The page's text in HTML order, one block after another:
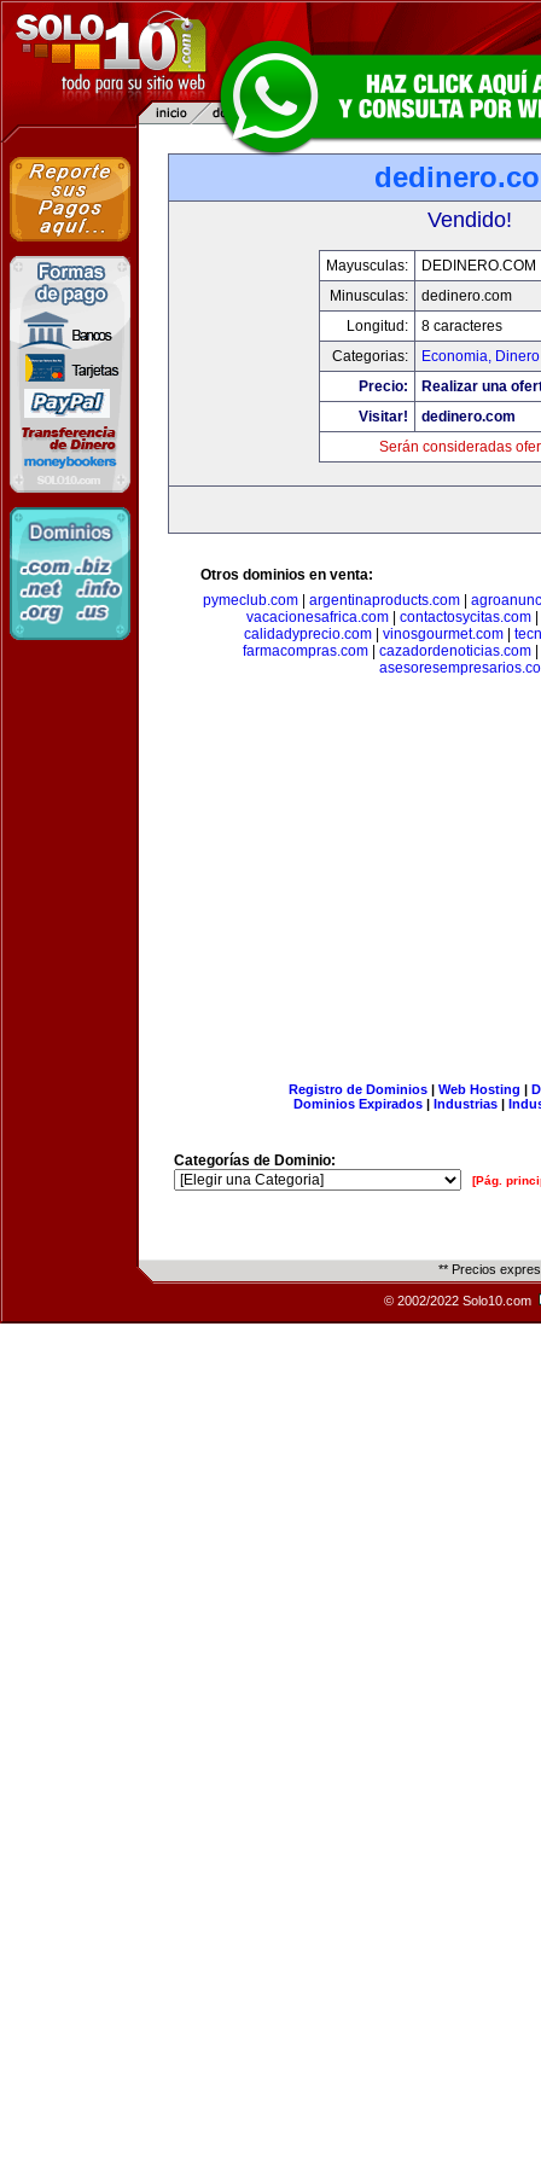
Vendido!
Mayusculas:
DEDINERO.COM
Minusculas:
dedinero.com
Longitud:
8 caracteres
Categorias:
Economia,
Precio:
Realizar una
Visitar!
dedinero.com
Serán consideradas
Otros dominios en venta:
pymeclub.com| argentinaproducts.com|
vacacionesafrica.com| contactosycitas.com|
calidadyprecio.com
vinosgourmet.com
farmacompras.com
cazadordenoticias.com
Registro de Dominios| Web Hosting |
Dominios Expirados | Industrias |
Categorías de Dominio:
[Pág.
** Precios
© 2002/2022 Solo10.com